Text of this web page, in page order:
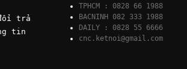
trả
tin
TPHCM : 0828 66 1988
BACNINH 082 333 1988
DAILY : 0828 55 6666
cnc.ketnoi@gmail.com